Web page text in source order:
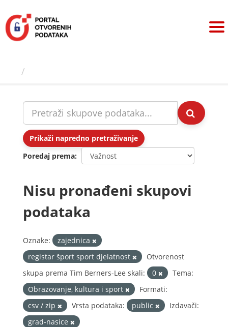
sadržaj
Prikaži napredno pretraživanje
Poredaj prema
Nisu pronađeni skupovi
podataka
Oznake:
zajednica
registar šport sport djelatnost
Otvorenost
skupa prema Tim Berners-Lee skali:
0
Tema:
Obrazovanje, kultura i sport
Formati:
csv / zip
Vrsta podataka: public
Izdavači:
grad-nasice